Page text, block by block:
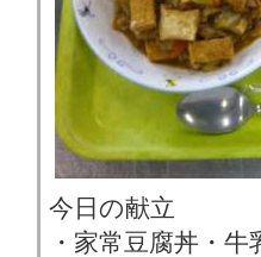
今日の献立
・家常豆腐丼・